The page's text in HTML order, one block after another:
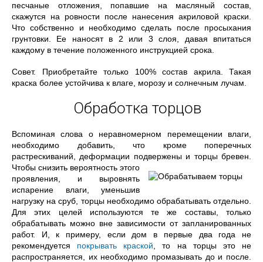
песчаные отложения, попавшие на масляный состав,
скажутся на ровности после нанесения акриловой краски.
Что собственно и необходимо сделать после просыхания
грунтовки. Ее наносят в 2 или 3 слоя, давая впитаться
каждому в течение положенного инструкцией срока.
Совет. Приобретайте только 100% состав акрила. Такая
краска более устойчива к влаге, морозу и солнечным лучам.
Обработка торцов
Вспоминая слова о неравномерном перемещении влаги,
необходимо добавить, что кроме поперечных
растрескиваний, деформации подвержены и торцы бревен.
Чтобы снизить вероятность этого
проявления, и выровнять
испарение влаги, уменьшив
нагрузку на сруб, торцы необходимо обрабатывать отдельно.
Для этих целей используются те же составы, только
обрабатывать можно вне зависимости от запланированных
работ. И, к примеру, если дом в первые два года не
рекомендуется покрывать краской , то на торцы это не
распространяется, их необходимо промазывать до и после.